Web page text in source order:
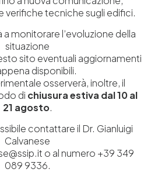
e sito web in questo browser per la
verifiche tecniche sugli edifici.
a monitorare l’evoluzione della
situazione
sito eventuali aggiornamenti
disponibili.
osserverà, inoltre, il
di chiusura estiva dal 10 al
21 agosto.
contattare il Dr. Gianluigi
Calvanese
o al numero +39 349
089 9336.